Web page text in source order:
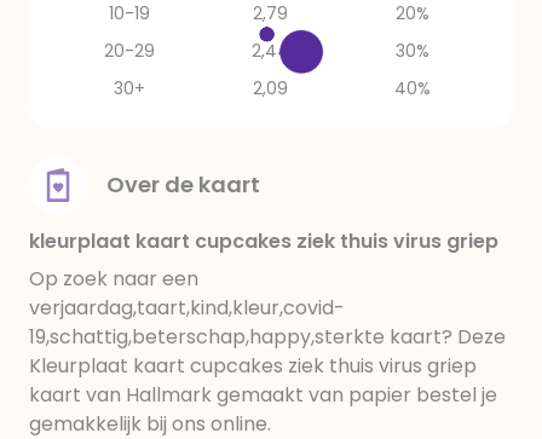
10-19
2,79
20%
20-29
2,44
30%
30+
2,09 40%
Over de kaart
kleurplaat kaart cupcakes ziek thuis virus griep
Op zoek naar een
verjaardag,taart,kind,kleur,covid-
19,schattig,beterschap,happy,sterkte kaart? Deze
Kleurplaat kaart cupcakes ziek thuis virus griep
kaart van Hallmark gemaakt van papier bestel je
gemakkelijk bij ons online.